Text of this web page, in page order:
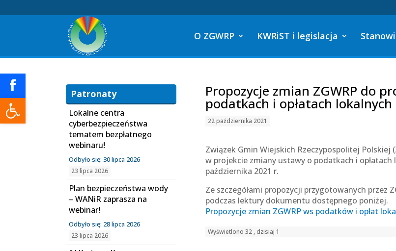
Otwórz pasek narzędzi
O ZGWRP KWRiST i legislacja
Propozycje zmian ZGWRP do
podatkach i opłatach lokalnych
22 października 2021
Związek Gmin Wiejskich Rzeczypospolitej Polskiej
w projekcie zmiany ustawy o podatkach i
października 2021 r.
Ze szczegółami propozycji przygotowanych przez
podczas lektury dokumentu dostępnego poniżej.
Propozycje zmian ZGWRP ws podatków i opłat
Wyświetlono 32 , dzisiaj 1
Patronaty
Lokalne centra
cyberbezpieczeństwa
tematem bezpłatnego
webinaru!
Odbyło się: 30 lipca 2026
23 lipca 2026
Plan bezpieczeństwa wody
– WANiR zaprasza na
webinar!
Odbyło się: 28 lipca 2026
23 lipca 2026